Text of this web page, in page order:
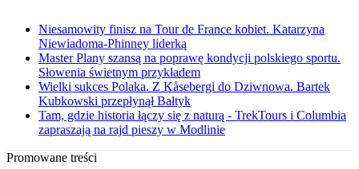
Niesamowity finisz na Tour de France kobiet. Katarzyna
Niewiadoma-Phinney liderką
Master Plany szansą na poprawę kondycji polskiego sportu.
Słowenia świetnym przykładem
Wielki sukces Polaka. Z Kåsebergi do Dziwnowa. Bartek
Kubkowski przepłynął Bałtyk
Tam, gdzie historia łączy się z naturą - TrekTours i Columbia
zapraszają na rajd pieszy w Modlinie
Promowane treści